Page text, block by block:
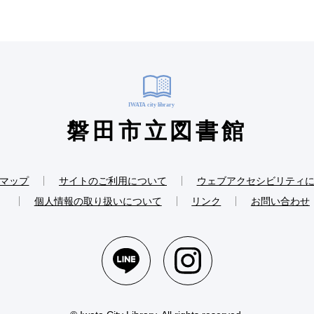
磐田市立図書館
ップ サイトのご利用について
ウェブアクセシビリティ
個人情報の取り扱いについて
リンク お問い合わせ